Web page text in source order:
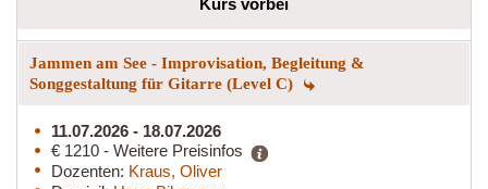
Jammen am See - Improvisation, Begleitung &
Songgestaltung für Gitarre (Level C)
11.07.2026 - 18.07.2026
€ 1210 - Weitere Preisinfos
Dozenten: Kraus, Oliver